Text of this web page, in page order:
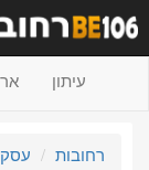
עיתון
רחובות